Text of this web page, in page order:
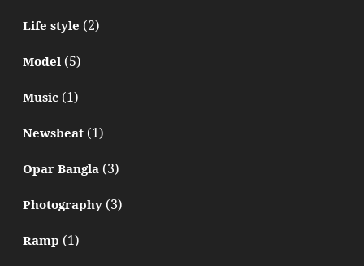
Life style (2)
Model(5)
Music(1)
Newsbeat(1)
Opar Bangla(3)
Photography(3)
Ramp (1)